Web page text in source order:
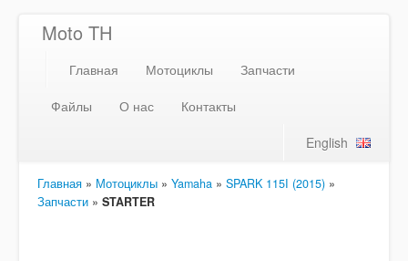
Moto TH
Главная Мотоциклы
Запчасти
Файлы
О нас
Контакты
English
Главная » Мотоциклы » Yamaha » SPARK 115I (2015) »
Запчасти » STARTER